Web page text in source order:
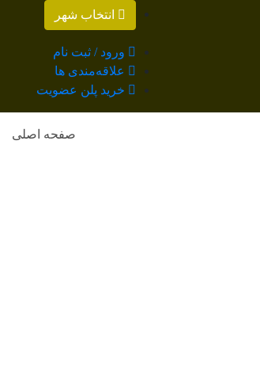
ورود / ثبت نام
علاقه‌مندی ها
خرید پلن عضویت
صفحه اصلی